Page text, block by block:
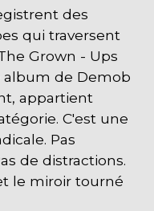
des
qui traversent
Grown - Ups
album de Demob
appartient
C'est une
Pas
de distractions.
le miroir tourné